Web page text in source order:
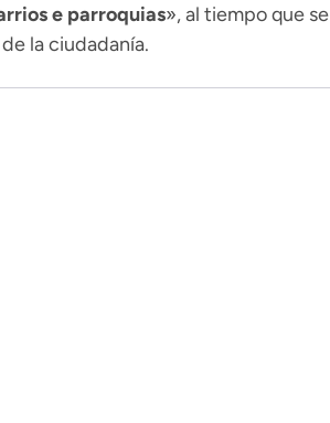
e parroquias», al tiempo que se
la ciudadanía.